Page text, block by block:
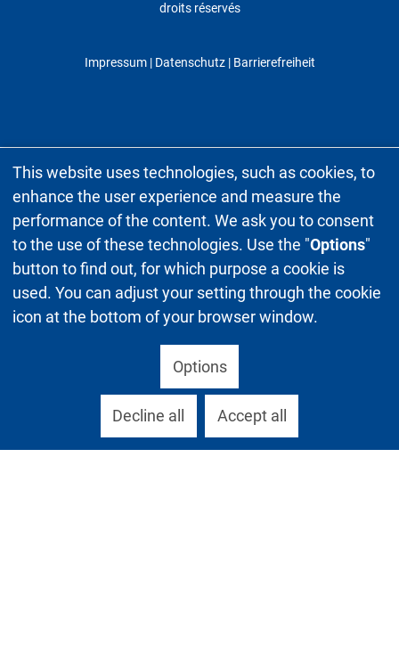
droits réservés
Impressum| Datenschutz| Barrierefreiheit
This website uses technologies, such as cookies, to
enhance the user experience and measure the
performance of the content. We ask you to consent
to the use of these technologies. Use the "Options"
button to find out, for which purpose a cookie is
used. You can adjust your setting through the cookie
icon at the bottom of your browser window.
Options
Decline all Accept all